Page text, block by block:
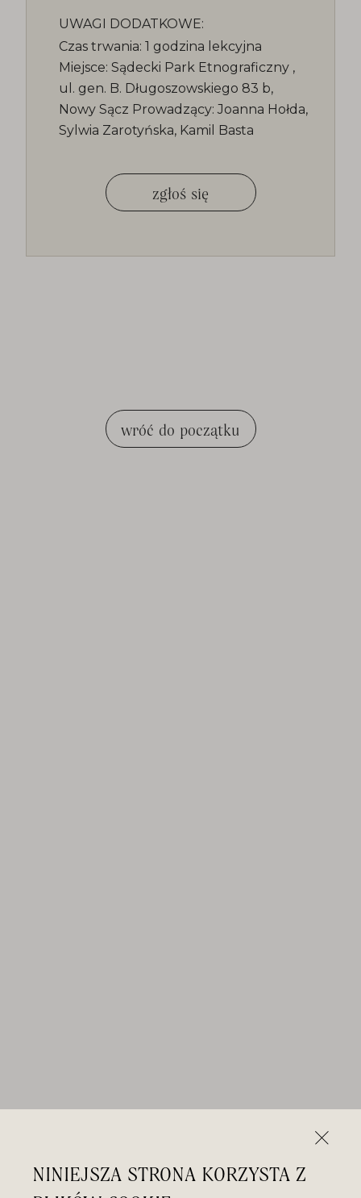
NINIEJSZA STRONA KORZYSTA Z
UWAGI DODATKOWE:
Czas trwania: 1 godzina lekcyjna
Miejsce: Sądecki Park Etnograficzny ,
ul. gen. B. Długoszowskiego 83 b,
Nowy Sącz Prowadzący: Joanna Hołda,
Sylwia Zarotyńska, Kamil Basta
zgłoś się
wróć do początku